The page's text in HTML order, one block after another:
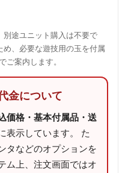
別途ユニット購入は不要で
、必要な遊技用の玉を付属
ご案内します。
金について
価格・基本付属品・送
表示しています。 た
タなどのオプションを
ム上、注文画面ではオ